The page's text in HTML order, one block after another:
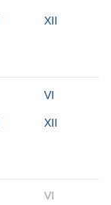
XII
VI
XII
VI